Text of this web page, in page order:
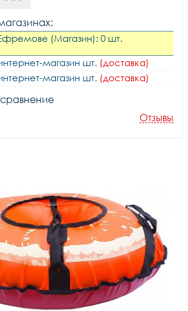
(Магазин): 0 шт.
магазин шт. (доставка)
магазин шт. (доставка)
сравнение
Отзывы